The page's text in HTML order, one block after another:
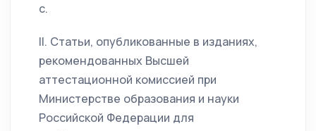
с.
II. Статьи, опубликованные в изданиях,
рекомендованных Высшей
аттестационной комиссией при
Министерстве образования и науки
Российской Федерации для